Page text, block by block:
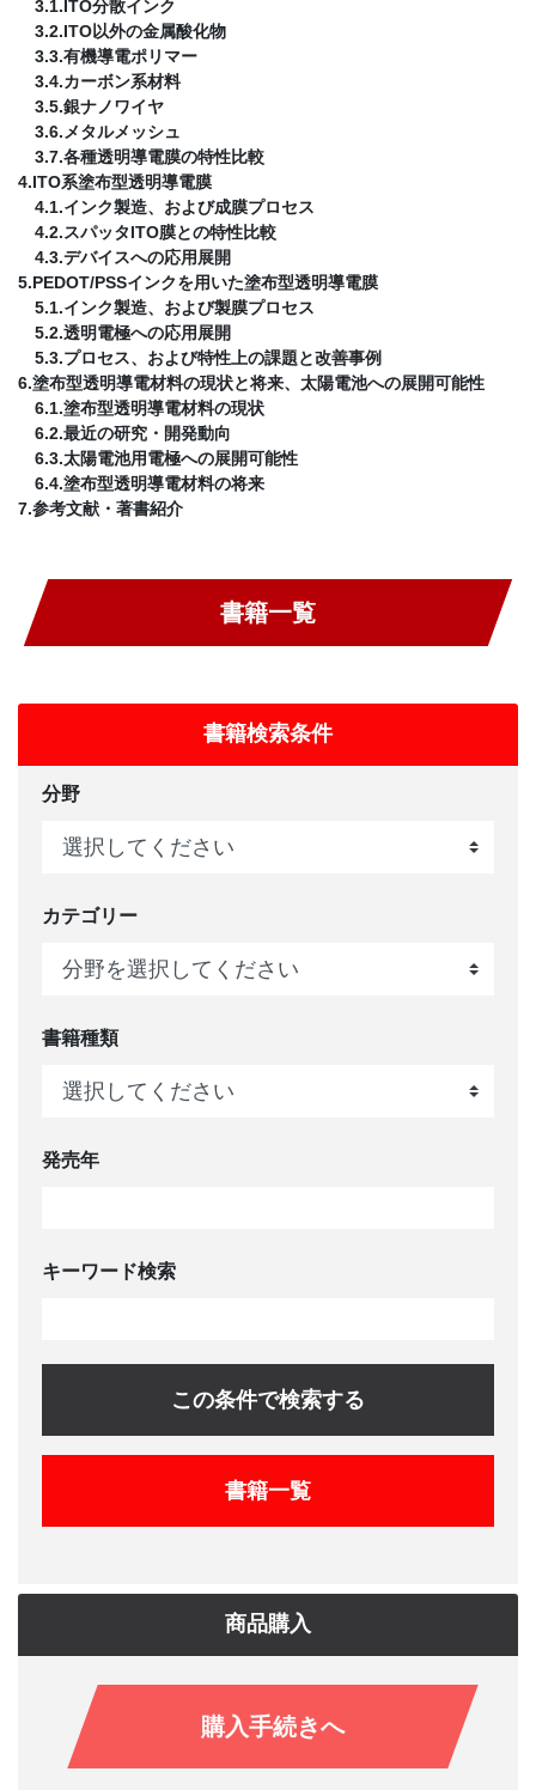
3.1.ITO分散インク
3.2.ITO以外の金属酸化物
3.3.有機導電ポリマー
3.4.カーボン系材料
3.5.銀ナノワイヤ
3.6.メタルメッシュ
3.7.各種透明導電膜の特性比較
4.ITO系塗布型透明導電膜
4.1.インク製造、および成膜プロセス
4.2.スパッタITO膜との特性比較
4.3.デバイスへの応用展開
5.PEDOT/PSSインクを用いた塗布型透明導電膜
5.1.インク製造、および製膜プロセス
5.2.透明電極への応用展開
5.3.プロセス、および特性上の課題と改善事例
6.塗布型透明導電材料の現状と将来、太陽電池への展開可能性
6.1.塗布型透明導電材料の現状
6.2.最近の研究・開発動向
6.3.太陽電池用電極への展開可能性
6.4.塗布型透明導電材料の将来
7.参考文献・著書紹介
書籍一覧
書籍検索条件
分野
カテゴリー
書籍種類
発売年
キーワード検索
この条件で検索する
書籍一覧
商品購入
購入手続きへ